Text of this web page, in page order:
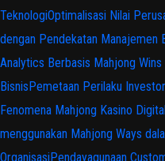
TeknologiOptimalisasi Nilai
dengan Pendekatan Manajemen
Analytics Berbasis Mahjong
BisnisPemetaan Perilaku
Fenomena Mahjong Kasino
menggunakan Mahjong Ways
OrganisasiPendayagunaan